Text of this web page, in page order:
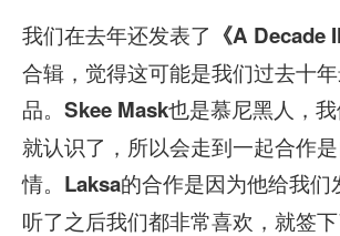
我们在去年还发表了 《A Decade
合辑，觉得这可能是我们过去十
品。 Skee Mask也是慕尼黑人，
就认识了，所以会走到一起合作
情。 Laksa的合作是因为他给我们
听了之后我们都非常喜欢，就签下